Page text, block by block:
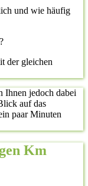
und wie häufig
der gleichen
Ihnen jedoch dabei
auf das
paar Minuten
Km